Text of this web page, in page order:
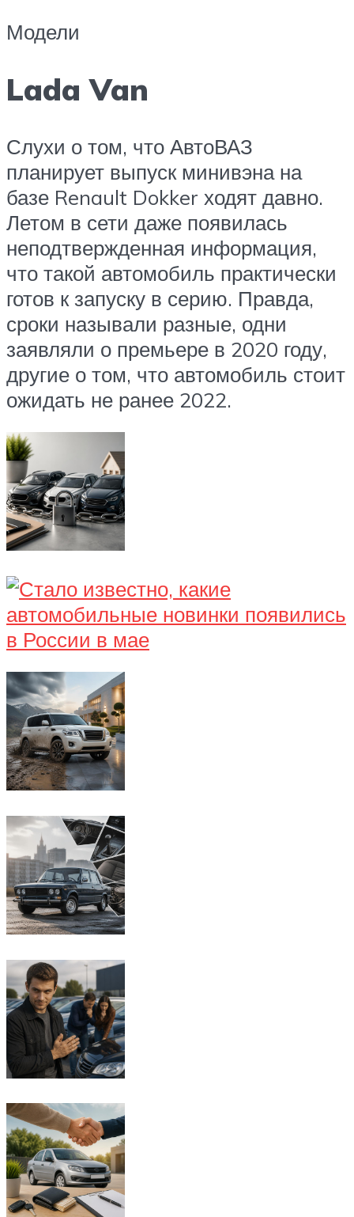
Модели
Lada Van
Слухи о том, что АвтоВАЗ
планирует выпуск минивэна на
базе Renault Dokker ходят давно.
Летом в сети даже появилась
неподтвержденная информация,
что такой автомобиль практически
готов к запуску в серию. Правда,
сроки называли разные, одни
заявляли о премьере в 2020 году,
другие о том, что автомобиль стоит
ожидать не ранее 2022.